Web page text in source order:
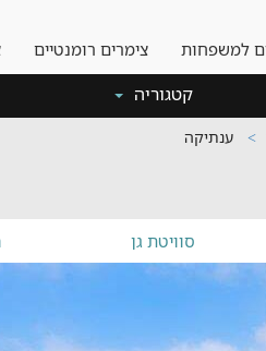
למשפחות צימרים רומנטיים
קטגוריה
ענתיקה
סוויטת גן